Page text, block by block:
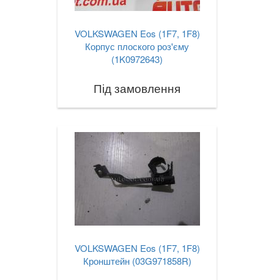
VOLKSWAGEN Eos (1F7, 1F8)
Корпус плоского роз'єму
(1K0972643)
Під замовлення
VOLKSWAGEN Eos (1F7, 1F8)
Кронштейн (03G971858R)